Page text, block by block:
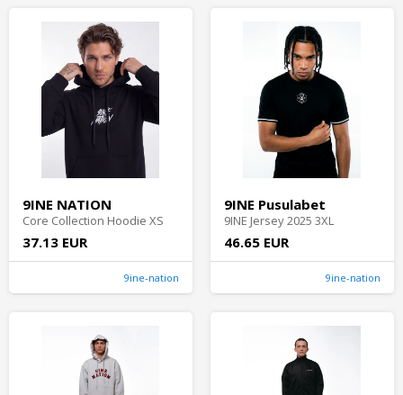
9INE NATION
Core Collection Hoodie XS
37.13 EUR
9ine-nation
9INE Pusulabet
9INE Jersey 2025 3XL
46.65 EUR
9ine-nation